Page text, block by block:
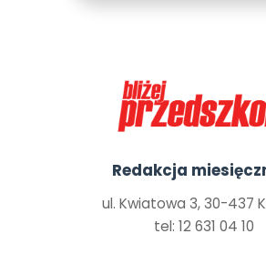
Redakcja
ul. Kwiatowa 3, 30-437
tel: 12 631 04 10